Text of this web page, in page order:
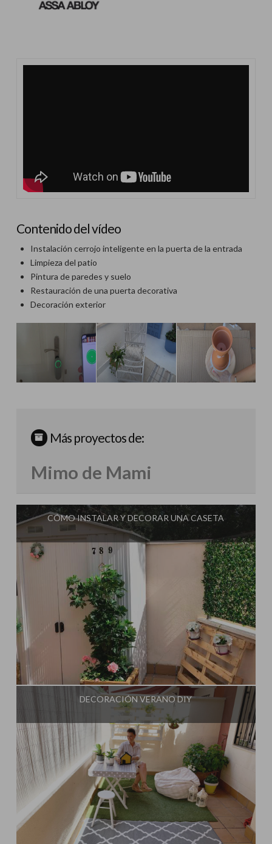
Contenido del vídeo
Instalación cerrojo inteligente en la puerta de la entrada
Limpieza del patio
Pintura de paredes y suelo
Restauración de una puerta decorativa
Decoración exterior
Más proyectos de:
Mimo de Mami
CÓMO INSTALAR Y DECORAR UNA CASETA
Influencer:Mimo de Mami
DECORACIÓN VERANO DIY